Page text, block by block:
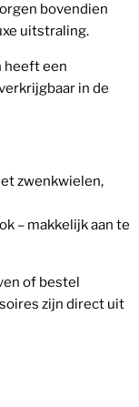
bovendien
uitstraling.
heeft een
in de
zwenkwielen,
– makkelijk aan te
of bestel
zijn direct uit